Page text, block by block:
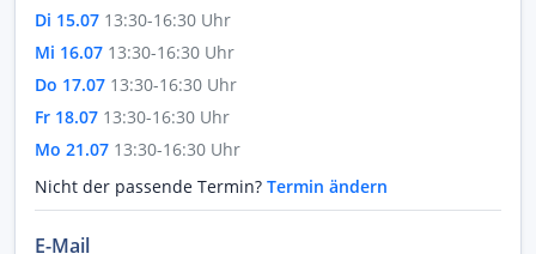
Di 15.07 13:30-16:30 Uhr
Mi 16.07 13:30-16:30 Uhr
Do 17.07 13:30-16:30 Uhr
Fr 18.07 13:30-16:30 Uhr
Mo 21.07 13:30-16:30 Uhr
Nicht der passende Termin? Termin ändern
E-Mail